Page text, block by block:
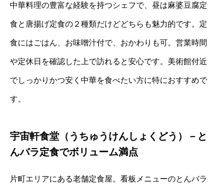
中華料理の豊富な経験を持つシェフで、昼は麻婆豆腐定
食と唐揚げ定食の２種類だけどどちらも魅力的です。定
食にはごはん、お味噌汁付で、おかわりも可。営業時間
や定休日を確認した上で訪れると安心です。美術館付近
でしっかりかつ安く中華を食べたい方に特におすすめで
す。
宇宙軒食堂（うちゅうけんしょくどう）－と
んバラ定食でボリューム満点
片町エリアにある老舗定食屋。看板メニューのとんバラ